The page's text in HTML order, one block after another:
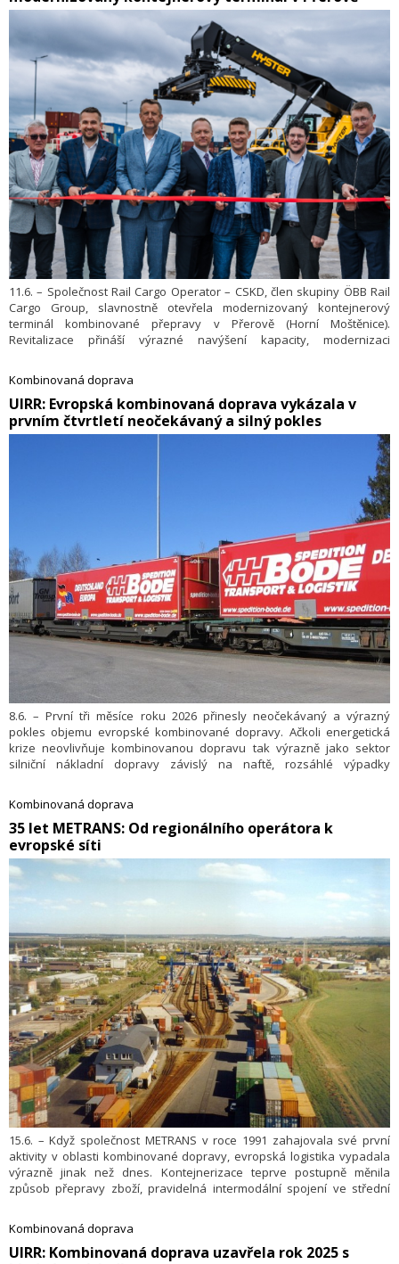
11.6. – Společnost Rail Cargo Operator – CSKD, člen skupiny ÖBB Rail
Cargo Group, slavnostně otevřela modernizovaný kontejnerový
terminál kombinované přepravy v Přerově (Horní Moštěnice).
Revitalizace přináší výrazné navýšení kapacity, modernizaci
uzlu ve střední Evropě.
Kombinovaná doprava
​UIRR: Evropská kombinovaná doprava vykázala v
prvním čtvrtletí neočekávaný a silný pokles
8.6. – První tři měsíce roku 2026 přinesly neočekávaný a výrazný
pokles objemu evropské kombinované dopravy. Ačkoli energetická
krize neovlivňuje kombinovanou dopravu tak výrazně jako sektor
silniční nákladní dopravy závislý na naftě, rozsáhlé výpadky
zásilek o 4,9 %. Informoval o tom Ralf-Charley Schultze, generální
ředitel Mezinárodní unie kombinované dopravy železnice/silnice
(UIRR).
Kombinovaná doprava
​35 let METRANS: Od regionálního operátora k
evropské síti
15.6. – Když společnost METRANS v roce 1991 zahajovala své první
aktivity v oblasti kombinované dopravy, evropská logistika vypadala
výrazně jinak než dnes. Kontejnerizace teprve postupně měnila
způsob přepravy zboží, pravidelná intermodální spojení ve střední
let hledala nové místo na trhu. Právě v tomto období začal vznikat
projekt, který se během následujících 35 let proměnil v jednu
z nejvýznamnějších evropských intermodálních sí­tí.
Kombinovaná doprava
​UIRR: Kombinovaná doprava uzavřela rok 2025 s